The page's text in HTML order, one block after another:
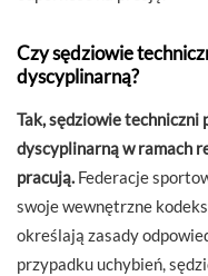
Czy sędziowie
dyscyplinarną?
Tak, sędziowie techniczni
dyscyplinarną w ramach
pracują. Federacje
swoje wewnętrzne
określają zasady
przypadku uchybień,